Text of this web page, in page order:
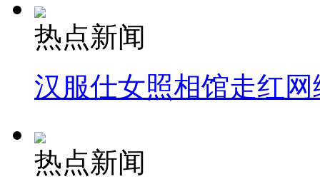
热点新闻
汉服仕女照相馆走红网
热点新闻